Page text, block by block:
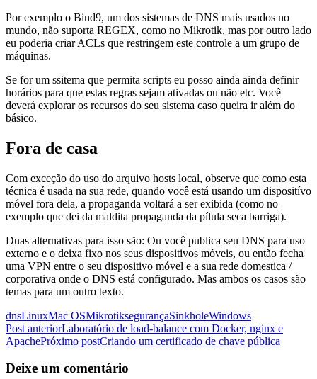
Por exemplo o Bind9, um dos sistemas de DNS mais usados no
mundo, não suporta REGEX, como no Mikrotik, mas por outro lado
eu poderia criar ACLs que restringem este controle a um grupo de
máquinas.
Se for um ssitema que permita scripts eu posso ainda ainda definir
horários para que estas regras sejam ativadas ou não etc. Você
deverá explorar os recursos do seu sistema caso queira ir além do
básico.
Fora de casa
Com exceção do uso do arquivo hosts local, observe que como esta
técnica é usada na sua rede, quando você está usando um dispositívo
móvel fora dela, a propaganda voltará a ser exibida (como no
exemplo que dei da maldita propaganda da pílula seca barriga).
Duas alternativas para isso são: Ou você publica seu DNS para uso
externo e o deixa fixo nos seus dispositivos móveis, ou então fecha
uma VPN entre o seu dispositivo móvel e a sua rede domestica /
corporativa onde o DNS está configurado. Mas ambos os casos são
temas para um outro texto.
dnsLinuxMac OSMikrotiksegurançaSinkholeWindows
Navegação
de
posts
Post anteriorLaboratório de load-balance com Docker, nginx e
ApachePróximo postCriando um certificado de chave pública
Deixe um comentário